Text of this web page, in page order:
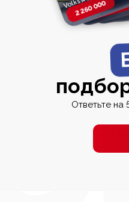
2 260 0002 820 000
2 8202
Ответьте